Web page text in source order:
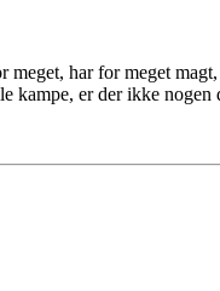
har for meget
er der ikke